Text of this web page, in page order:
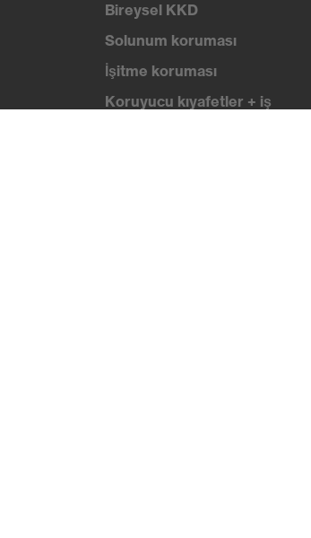
Bireysel KKD
Solunum koruması
İşitme koruması
Koruyucu kıyafetler + iş